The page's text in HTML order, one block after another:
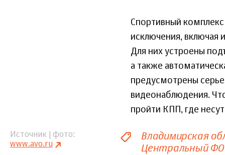
Спортивный
исключения,
Для них устроены
а также
предусмотрены
видеонаблюдения.
пройти КПП, где
Источник | фото
www.avo.ru
Владимирская
Центральный ФО